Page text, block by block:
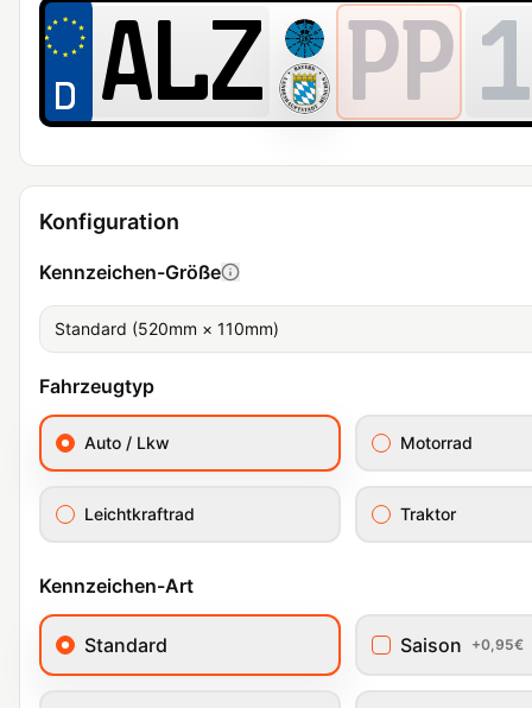
Konfiguration
Kennzeichen-Größe
Standard (520mm × 110mm)
Fahrzeugtyp
Auto / Lkw Motorrad
Leichtkraftrad Traktor
Kennzeichen-Art
Standard Saison +0,95€
PP